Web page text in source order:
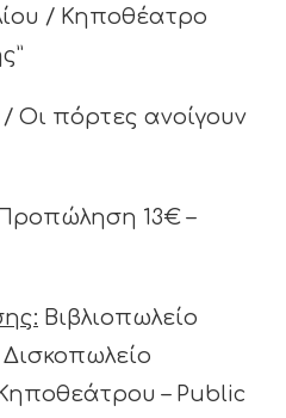
/ Κηποθέατρο
Οι πόρτες ανοίγουν
Προπώληση 13€ –
Βιβλιοπωλείο
– Public